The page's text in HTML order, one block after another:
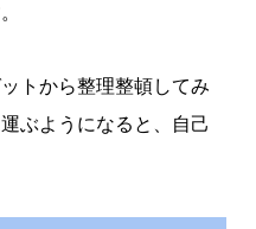
トから整理整頓してみ
ぶようになると、自己